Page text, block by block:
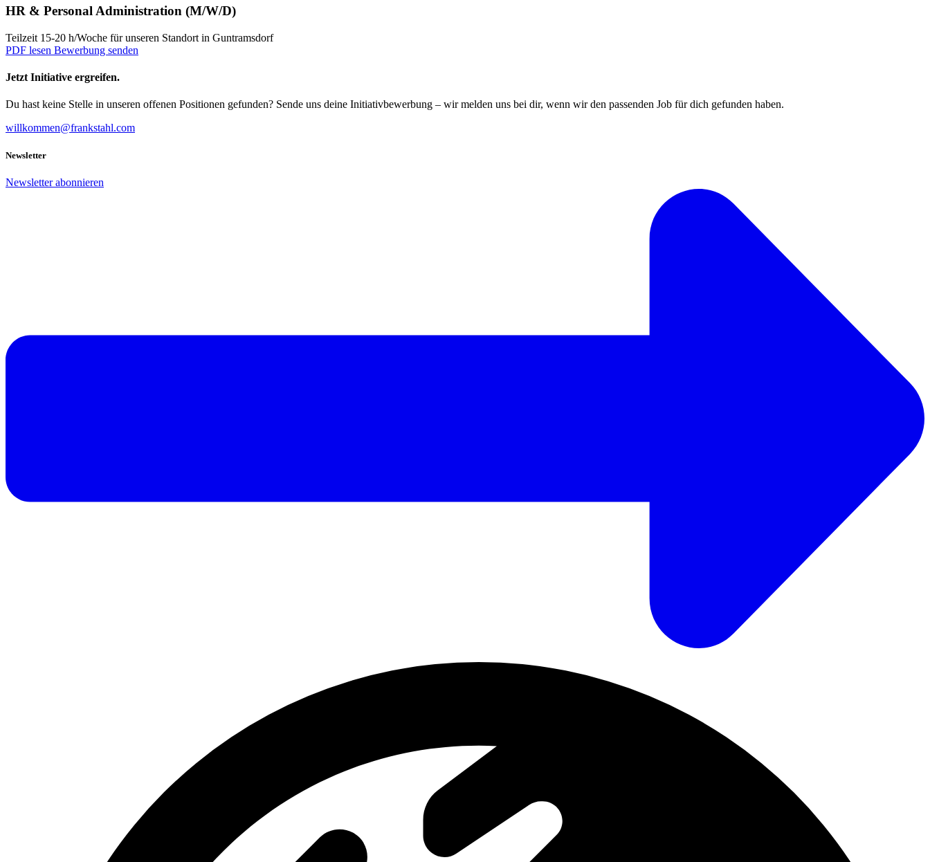
HR & Personal Administration (M/W/D)
Teilzeit 15-20 h/Woche für unseren Standort in Guntramsdorf
PDF lesen Bewerbung senden
Jetzt Initiative ergreifen.
Du hast keine Stelle in unseren offenen Positionen gefunden? Sende uns deine Initiativbewerbung – wir melden uns bei dir, wenn wir den passenden Job für dich gefunden haben.
willkommen@frankstahl.com
Newsletter
Newsletter abonnieren